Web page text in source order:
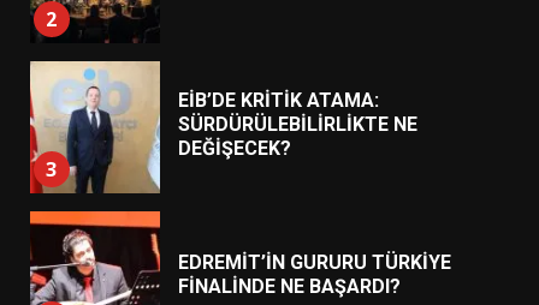
2
3
EİB’DE KRİTİK ATAMA:
SÜRDÜRÜLEBİLİRLİKTE NE
DEĞİŞECEK?
EDREMİT’İN GURURU TÜRKİYE
FİNALİNDE NE BAŞARDI?